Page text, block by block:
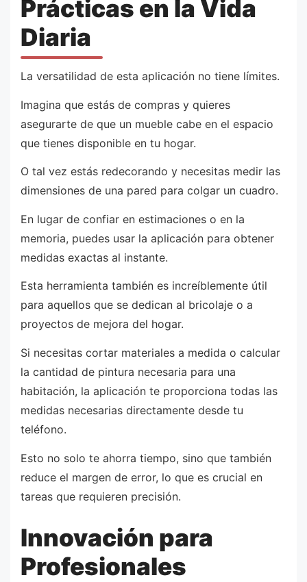
Prácticas en la Vida
Diaria
La versatilidad de esta aplicación no tiene límites.
Imagina que estás de compras y quieres
asegurarte de que un mueble cabe en el espacio
que tienes disponible en tu hogar.
O tal vez estás redecorando y necesitas medir las
dimensiones de una pared para colgar un cuadro.
En lugar de confiar en estimaciones o en la
memoria, puedes usar la aplicación para obtener
medidas exactas al instante.
Esta herramienta también es increíblemente útil
para aquellos que se dedican al bricolaje o a
proyectos de mejora del hogar.
Si necesitas cortar materiales a medida o calcular
la cantidad de pintura necesaria para una
habitación, la aplicación te proporciona todas las
medidas necesarias directamente desde tu
teléfono.
Esto no solo te ahorra tiempo, sino que también
reduce el margen de error, lo que es crucial en
tareas que requieren precisión.
Innovación para
Profesionales